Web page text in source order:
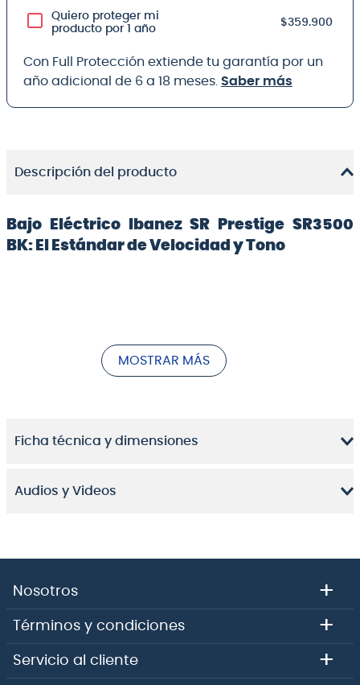
Quiero proteger mi
producto por 1 año
$359.900
Con Full Protección extiende tu garantía por un
año adicional de 6 a 18 meses. Saber más
Descripción del producto
Bajo Eléctrico Ibanez SR Prestige SR3500
BK: El Estándar de Velocidad y Tono
) es la
cúspide de la ingeniería de bajos. Perteneciente a la
MOSTRAR MÁS
Ficha técnica y dimensiones
Audios y Videos
Nosotros +
Términos y condiciones +
Servicio al cliente
+